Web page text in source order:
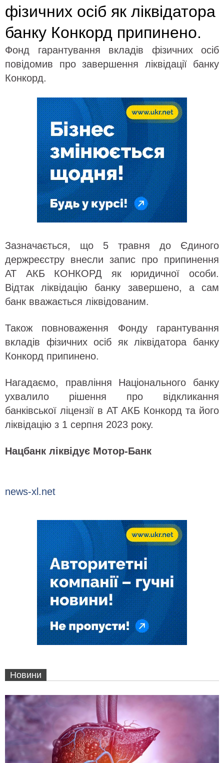
фізичних осіб як ліквідатора
банку Конкорд припинено.
Фонд гарантування вкладів фізичних осіб
повідомив про завершення ліквідації банку
Конкорд.
Зазначається, що 5 травня до Єдиного
держреєстру внесли запис про припинення
АТ АКБ КОНКОРД як юридичної особи.
Відтак ліквідацію банку завершено, а сам
банк вважається ліквідованим.
Також повноваження Фонду гарантування
вкладів фізичних осіб як ліквідатора банку
Конкорд припинено.
Нагадаємо, правління Національного банку
ухвалило рішення про відкликання
банківської ліцензії в АТ АКБ Конкорд та його
ліквідацію з 1 серпня 2023 року.
Нацбанк ліквідує Мотор-Банк
news-xl.net
Новини